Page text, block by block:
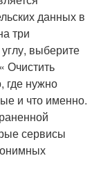
данных в
три
выберите
Очистить
где нужно
и что именно.
сервисы